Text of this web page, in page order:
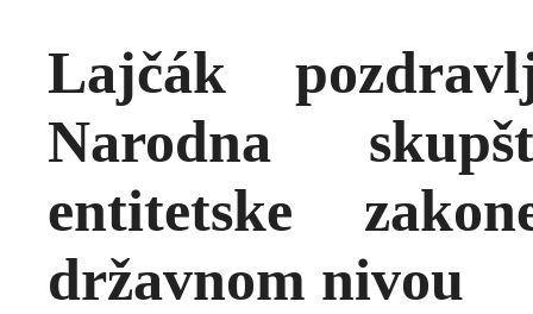
Lajčák
Narodna
entitetske
državnom nivou